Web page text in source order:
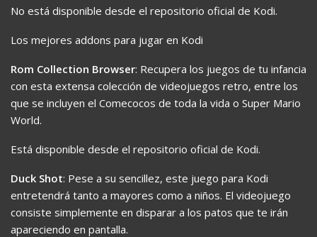
No está disponible desde el repositorio oficial de Kodi.
Los mejores addons para jugar en Kodi
Rom Collection Browser: Recupera los juegos de tu infancia
con esta extensa colección de videojuegos retro, entre los
que se incluyen el Comecocos de toda la vida o Super Mario
World.
Está disponible desde el repositorio oficial de Kodi.
Duck Shot: Pese a su sencillez, este juego para Kodi
entretendrá tanto a mayores como a niños. El videojuego
consiste simplemente en disparar a los patos que te irán
apareciendo en pantalla.